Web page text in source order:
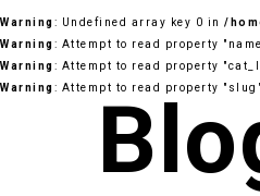
to
content
Warning: Undefined array key 0 in /
Warning: Attempt to read property
Warning: Attempt to read property
Warning: Attempt to read property